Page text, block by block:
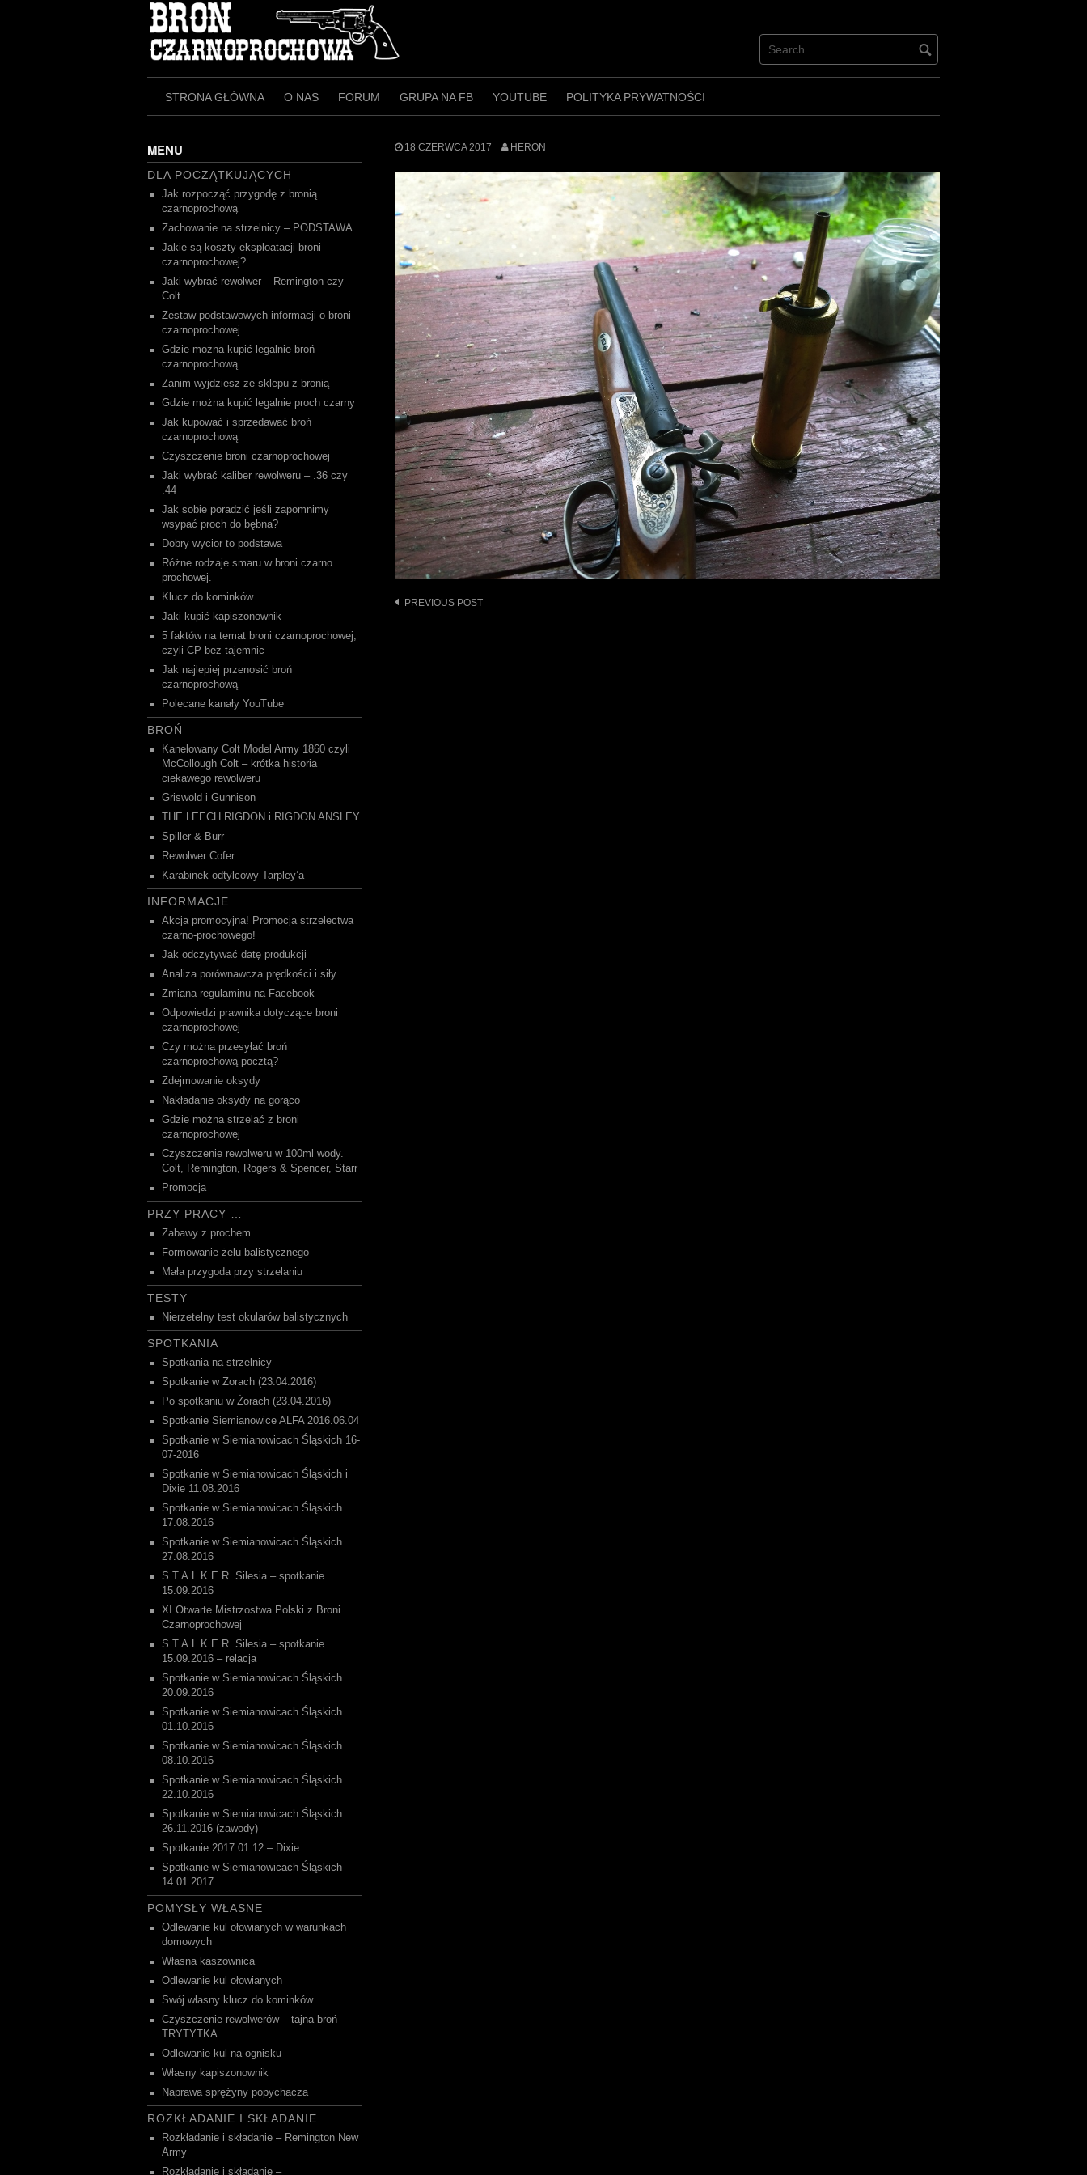
STRONA GŁÓWNA O NAS FORUM GRUPA NA FB YOUTUBE POLITYKA PRYWATNOŚCI
18 CZERWCA 2017 HERON
Post
PREVIOUS POST
MENU
DLA POCZĄTKUJĄCYCH
Jak rozpocząć przygodę z bronią
czarnoprochową
Zachowanie na strzelnicy – PODSTAWA
Jakie są koszty eksploatacji broni
czarnoprochowej?
Jaki wybrać rewolwer – Remington czy
Colt
Zestaw podstawowych informacji o broni
czarnoprochowej
Gdzie można kupić legalnie broń
czarnoprochową
Zanim wyjdziesz ze sklepu z bronią
Gdzie można kupić legalnie proch czarny
Jak kupować i sprzedawać broń
czarnoprochową
Czyszczenie broni czarnoprochowej
Jaki wybrać kaliber rewolweru – .36 czy
.44
Jak sobie poradzić jeśli zapomnimy
wsypać proch do bębna?
Dobry wycior to podstawa
Różne rodzaje smaru w broni czarno
prochowej.
Klucz do kominków
Jaki kupić kapiszonownik
5 faktów na temat broni czarnoprochowej,
czyli CP bez tajemnic
Jak najlepiej przenosić broń
czarnoprochową
Polecane kanały YouTube
BROŃ
Kanelowany Colt Model Army 1860 czyli
McCollough Colt – krótka historia
ciekawego rewolweru
Griswold i Gunnison
THE LEECH RIGDON i RIGDON ANSLEY
Spiller & Burr
Rewolwer Cofer
Karabinek odtylcowy Tarpley’a
INFORMACJE
Akcja promocyjna! Promocja strzelectwa
czarno-prochowego!
Jak odczytywać datę produkcji
Analiza porównawcza prędkości i siły
Zmiana regulaminu na Facebook
Odpowiedzi prawnika dotyczące broni
czarnoprochowej
Czy można przesyłać broń
czarnoprochową pocztą?
Zdejmowanie oksydy
Nakładanie oksydy na gorąco
Gdzie można strzelać z broni
czarnoprochowej
Czyszczenie rewolweru w 100ml wody.
Colt, Remington, Rogers & Spencer, Starr
Promocja
PRZY PRACY …
Zabawy z prochem
Formowanie żelu balistycznego
Mała przygoda przy strzelaniu
TESTY
Nierzetelny test okularów balistycznych
SPOTKANIA
Spotkania na strzelnicy
Spotkanie w Żorach (23.04.2016)
Po spotkaniu w Żorach (23.04.2016)
Spotkanie Siemianowice ALFA 2016.06.04
Spotkanie w Siemianowicach Śląskich 16-
07-2016
Spotkanie w Siemianowicach Śląskich i
Dixie 11.08.2016
Spotkanie w Siemianowicach Śląskich
17.08.2016
Spotkanie w Siemianowicach Śląskich
27.08.2016
S.T.A.L.K.E.R. Silesia – spotkanie
15.09.2016
XI Otwarte Mistrzostwa Polski z Broni
Czarnoprochowej
S.T.A.L.K.E.R. Silesia – spotkanie
15.09.2016 – relacja
Spotkanie w Siemianowicach Śląskich
20.09.2016
Spotkanie w Siemianowicach Śląskich
01.10.2016
Spotkanie w Siemianowicach Śląskich
08.10.2016
Spotkanie w Siemianowicach Śląskich
22.10.2016
Spotkanie w Siemianowicach Śląskich
26.11.2016 (zawody)
Spotkanie 2017.01.12 – Dixie
Spotkanie w Siemianowicach Śląskich
14.01.2017
POMYSŁY WŁASNE
Odlewanie kul ołowianych w warunkach
domowych
Własna kaszownica
Odlewanie kul ołowianych
Swój własny klucz do kominków
Czyszczenie rewolwerów – tajna broń –
TRYTYTKA
Odlewanie kul na ognisku
Własny kapiszonownik
Naprawa sprężyny popychacza
ROZKŁADANIE I SKŁADANIE
Rozkładanie i składanie – Remington New
Army
Rozkładanie i składanie –